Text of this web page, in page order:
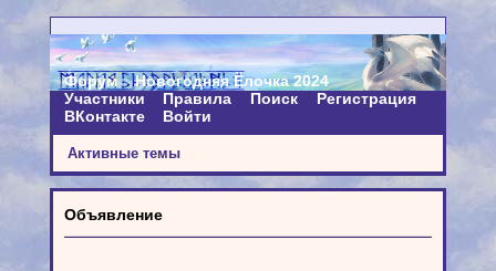
Форум
Новогодняя Ёлочка 2024
Участники
Правила Поиск
Регистрация
ВКонтакте
Войти
Активные темы
Объявление